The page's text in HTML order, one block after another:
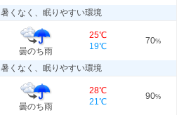
暑くなく、眠りやすい環境
曇のち雨
25℃
19℃
70%
暑くなく、眠りやすい環境
曇のち雨
28℃
21℃
90%